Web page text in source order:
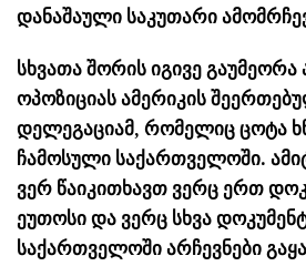
დანაშაული საკუთარი
სხვათა შორის იგივე
ოპოზიციას ამერიკის
დელეგაციამ, რომელიც ცოტა
ჩამოსული საქართველოში.
ვერ წაიკითხავთ ვერც ერთ
ეუთოსი და ვერც სხვა
საქართველოში არჩევნები